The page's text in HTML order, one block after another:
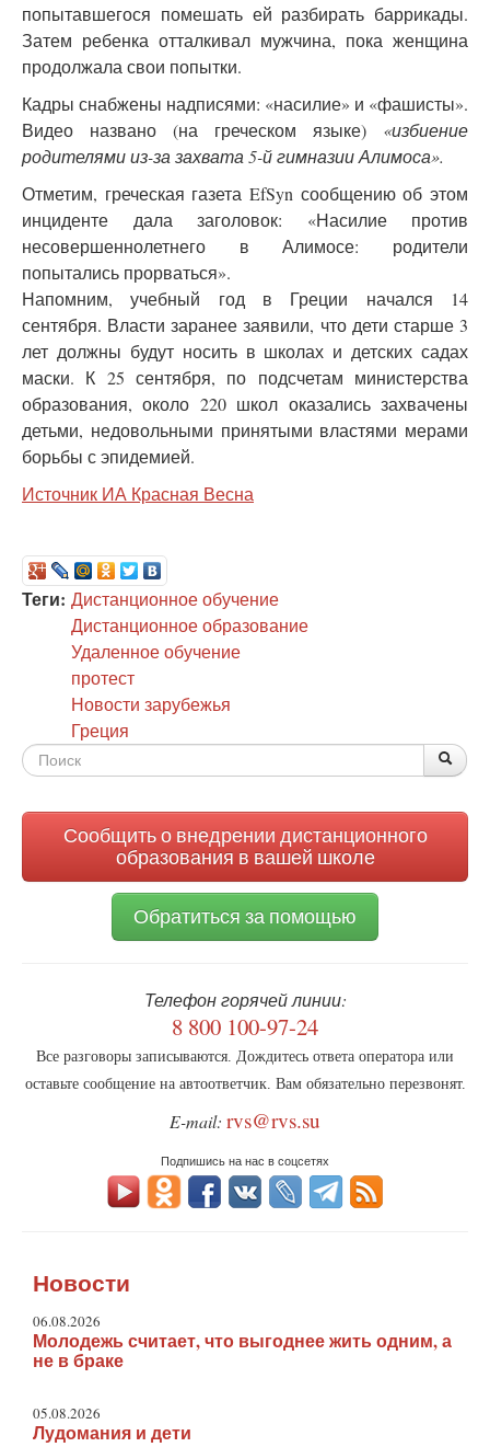
попытавшегося помешать ей разбирать баррикады.
Затем ребенка отталкивал мужчина, пока женщина
продолжала свои попытки.
Кадры снабжены надписями: «насилие» и «фашисты».
Видео названо (на греческом языке) «избиение
родителями из-за захвата 5-й гимназии Алимоса».
Отметим, греческая газета EfSyn сообщению об этом
инциденте дала заголовок: «Насилие против
несовершеннолетнего в Алимосе: родители
попытались прорваться».
Напомним, учебный год в Греции начался 14
сентября. Власти заранее заявили, что дети старше 3
лет должны будут носить в школах и детских садах
маски. К 25 сентября, по подсчетам министерства
образования, около 220 школ оказались захвачены
детьми, недовольными принятыми властями мерами
борьбы с эпидемией.
Источник ИА Красная Весна
Теги: Дистанционное обучение
Дистанционное образование
Удаленное обучение
протест
Новости зарубежья
Греция
Форма
Сообщить о внедрении дистанционного
образования в вашей школе
Обратиться за помощью
Телефон горячей линии:
8 800 100-97-24
Все разговоры записываются. Дождитесь ответа оператора или
оставьте сообщение на автоответчик. Вам обязательно перезвонят.
E-mail: rvs@rvs.su
Подпишись на нас в соцсетях
Новости
06.08.2026
Молодежь считает, что выгоднее жить одним, а
не в браке
05.08.2026
Лудомания и дети